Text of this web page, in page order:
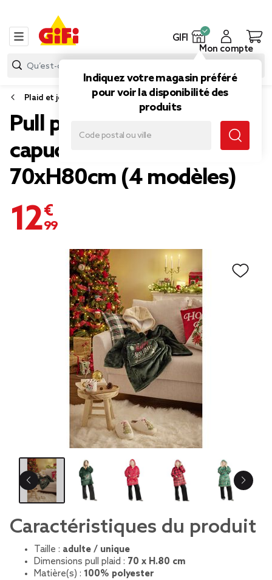
GIFI
Indiquez votre magasin préféré
pour voir la disponibilité des
produits
Mon compte
Plaid et jeté de canapé
Pull plaid Noël adulte à
capuche rouge et vert
70xH80cm (4 modèles)
12,99 €
Caractéristiques du produit
Taille : adulte / unique
Dimensions pull plaid : 70 x H.80 cm
Matière(s) : 100% polyester